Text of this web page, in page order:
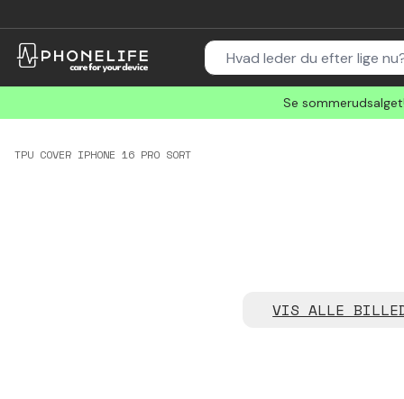
Se
TPU COVER IPHONE 16 PRO SORT
VIS ALLE